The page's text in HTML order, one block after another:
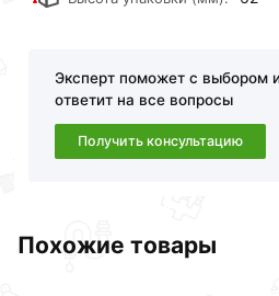
Данний товар от
соответствует всем
купленного товарa в течение
обязательно).
Эксперт поможет с выбором
ответит на все вопросы
Получить консультацию
Похожие товары